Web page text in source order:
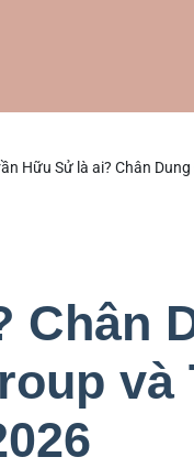
Hữu Sử là ai? Chân
Chân
và